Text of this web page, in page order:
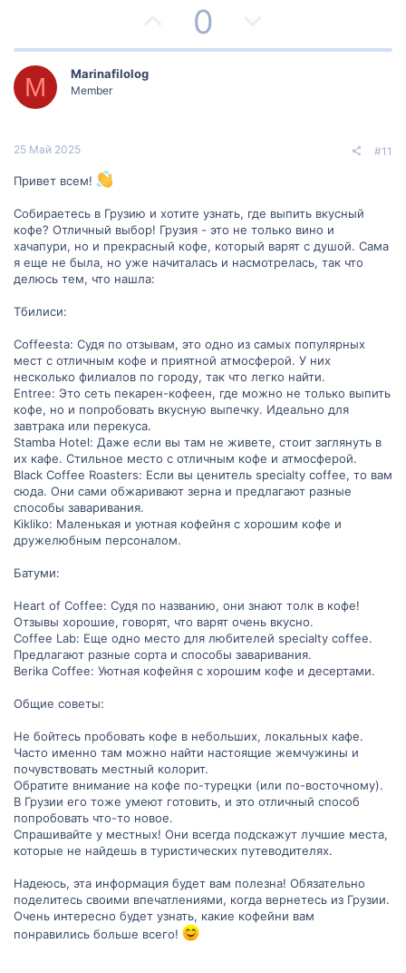
о
в
н
ы
г
о
л
о
с
0
е
в
н
ы
г
о
л
о
с
M Marinafilolog
Member
25 Май 2025 #11
Привет всем!
Собираетесь в Грузию и хотите узнать, где выпить вкусный
кофе? Отличный выбор! Грузия - это не только вино и
хачапури, но и прекрасный кофе, который варят с душой. Сама
я еще не была, но уже начиталась и насмотрелась, так что
делюсь тем, что нашла:
Тбилиси:
Coffeesta: Судя по отзывам, это одно из самых популярных
мест с отличным кофе и приятной атмосферой. У них
несколько филиалов по городу, так что легко найти.
Entree: Это сеть пекарен-кофеен, где можно не только выпить
кофе, но и попробовать вкусную выпечку. Идеально для
завтрака или перекуса.
Stamba Hotel: Даже если вы там не живете, стоит заглянуть в
их кафе. Стильное место с отличным кофе и атмосферой.
Black Coffee Roasters: Если вы ценитель specialty coffee, то вам
сюда. Они сами обжаривают зерна и предлагают разные
способы заваривания.
Kikliko: Маленькая и уютная кофейня с хорошим кофе и
дружелюбным персоналом.
Батуми:
Heart of Coffee: Судя по названию, они знают толк в кофе!
Отзывы хорошие, говорят, что варят очень вкусно.
Coffee Lab: Еще одно место для любителей specialty coffee.
Предлагают разные сорта и способы заваривания.
Berika Coffee: Уютная кофейня с хорошим кофе и десертами.
Общие советы:
Не бойтесь пробовать кофе в небольших, локальных кафе.
Часто именно там можно найти настоящие жемчужины и
почувствовать местный колорит.
Обратите внимание на кофе по-турецки (или по-восточному).
В Грузии его тоже умеют готовить, и это отличный способ
попробовать что-то новое.
Спрашивайте у местных! Они всегда подскажут лучшие места,
которые не найдешь в туристических путеводителях.
Надеюсь, эта информация будет вам полезна! Обязательно
поделитесь своими впечатлениями, когда вернетесь из Грузии.
Очень интересно будет узнать, какие кофейни вам
понравились больше всего!